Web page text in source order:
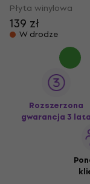
Płyta winylowa
139 zł
W drodze
Rozszerzona
gwarancja 3 lata